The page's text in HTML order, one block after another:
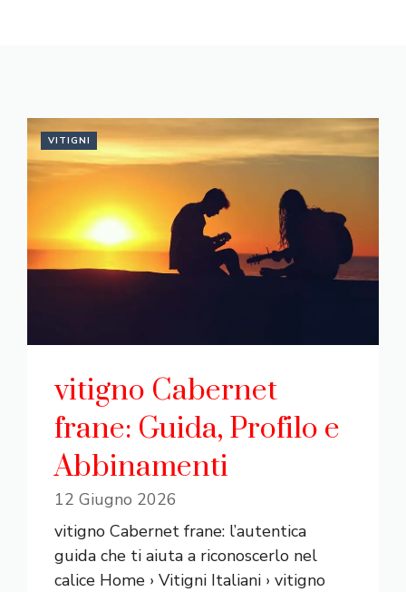
VITIGNI
vitigno Cabernet
frane: Guida, Profilo e
Abbinamenti
12 Giugno 2026
vitigno Cabernet frane: l’autentica
guida che ti aiuta a riconoscerlo nel
calice Home › Vitigni Italiani › vitigno